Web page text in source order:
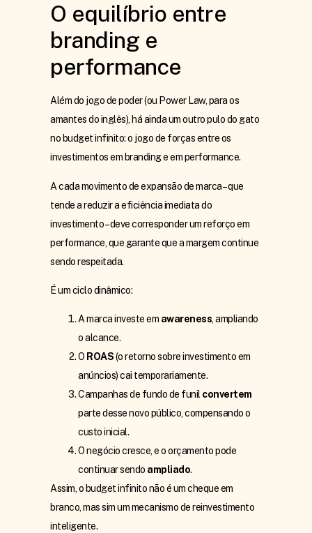
O equilíbrio entre
branding e
performance
Além do jogo de poder (ou Power Law, para os
amantes do inglês), há ainda um outro pulo do gato
no budget infinito: o jogo de forças entre os
investimentos em branding e em performance.
A cada movimento de expansão de marca – que
tende a reduzir a eficiência imediata do
investimento – deve corresponder um reforço em
performance, que garante que a margem continue
sendo respeitada.
É um ciclo dinâmico:
A marca investe em awareness, ampliando
o alcance.
O ROAS(o retorno sobre investimento em
anúncios) cai temporariamente.
Campanhas de fundo de funilconvertem
parte desse novo público, compensando o
custo inicial.
O negócio cresce, e o orçamento pode
continuar sendo ampliado.
Assim, o budget infinito não é um cheque em
branco, mas sim um mecanismo de reinvestimento
inteligente.